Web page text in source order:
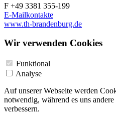
F +49 3381 355-199
E-Mailkontakte
www.th-brandenburg.de
Wir verwenden Cookies
Funktional
Analyse
Auf unserer Webseite werden
notwendig, während es uns
verbessern.